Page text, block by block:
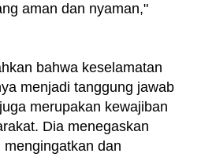
aman dan nyaman,"
bahwa keselamatan
menjadi tanggung jawab
merupakan kewajiban
Dia menegaskan
dan